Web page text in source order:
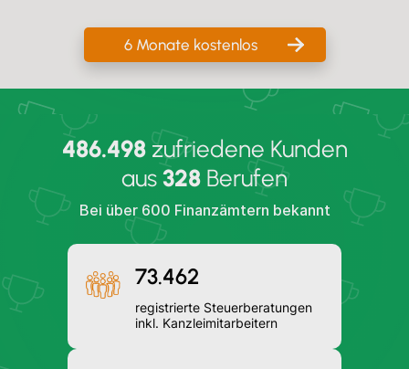
6 Monate kostenlos
486.498zufriedene Kunden
aus328 Berufen
Bei über 600 Finanzämtern bekannt
73.462
registrierte Steuerberatungen
inkl. Kanzleimitarbeitern